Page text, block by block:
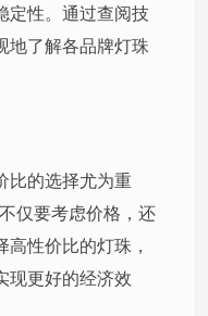
定性。通过查阅技
地了解各品牌灯珠
比的选择尤为重
仅要考虑价格，还
性价比的灯珠，
现更好的经济效